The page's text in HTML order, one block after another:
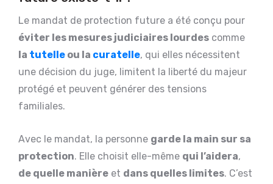
Le mandat de protection future a été conçu pour
éviter les mesures judiciaires lourdes comme
la tutelle ou la curatelle, qui elles nécessitent
une décision du juge, limitent la liberté du majeur
protégé et peuvent générer des tensions
familiales.
Avec le mandat, la personne garde la main sur sa
protection. Elle choisit elle-même qui l’aidera,
de quelle manière et dans quelles limites. C’est